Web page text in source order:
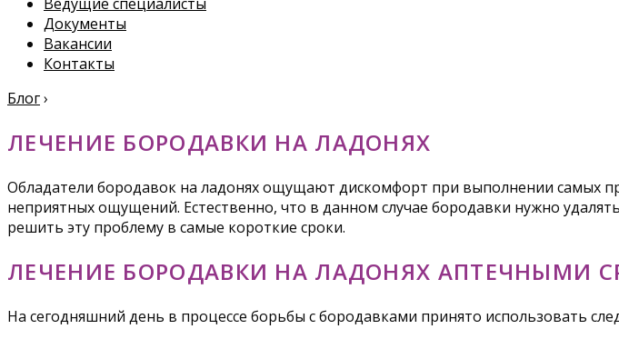
Документы
Вакансии
Контакты
Блог›
ЛЕЧЕНИЕ БОРОДАВКИ НА ЛАДОНЯХ
Обладатели бородавок на ладонях ощущают дискомфорт при выполнении самых
неприятных ощущений. Естественно, что в данном случае бородавки нужно
решить эту проблему в самые короткие сроки.
ЛЕЧЕНИЕ БОРОДАВКИ НА ЛАДОНЯХ АПТЕЧНЫМИ
На сегодняшний день в процессе борьбы с бородавками принято использовать